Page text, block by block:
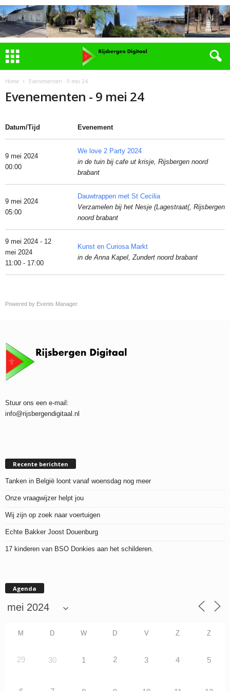
Home Evenementen - 9 mei 24
Evenementen - 9 mei 24
Datum/Tijd Evenement
9 mei 2024
00:00
We love 2 Party 2024
in de tuin bij cafe ut krisje, Rijsbergen noord
brabant
9 mei 2024
05:00
Dauwtrappen met St Cecilia
Verzamelen bij het Nesje (Lagestraat(, Rijsbergen
noord brabant
9 mei 2024 - 12
mei 2024
11:00 - 17:00
Kunst en Curiosa Markt
in de Anna Kapel, Zundert noord brabant
Powered by Events Manager
Stuur ons een e-mail:
info@rijsbergendigitaal.nl
Recente berichten
Tanken in België loont vanaf woensdag nog meer
Onze vraagwijzer helpt jou
Wij zijn op zoek naar voertuigen
Echte Bakker Joost Douenburg
17 kinderen van BSO Donkies aan het schilderen.
Agenda
M D W D V Z Z
29 30 1 2 3 4 5